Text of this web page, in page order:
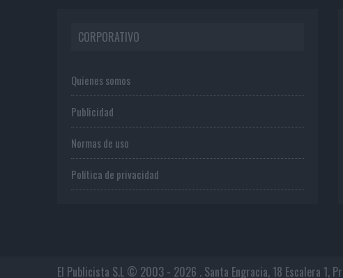
CORPORATIVO
Quienes somos
Publicidad
Normas de uso
Política de privacidad
El Publicista S.L © 2003 - 2026 . Santa Engracia, 18 Escalera 1,